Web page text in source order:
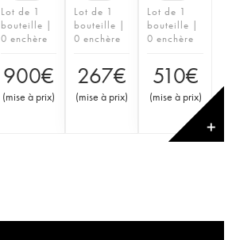
Lot de 1
bouteille |
0 enchère
900€
(mise à prix)
Lot de 1
bouteille |
0 enchère
267€
(mise à prix)
Lot de 1
bouteille |
0 enchère
510€
(mise à prix)
✕